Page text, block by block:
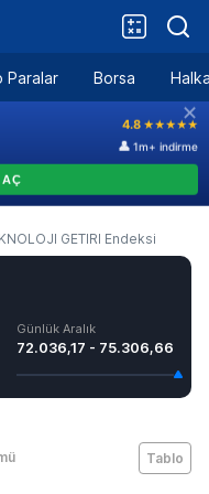
Paralar Borsa
GETIRI Endeksi
Günlük Aralık
72.036,17 - 75.306,66
Tablo